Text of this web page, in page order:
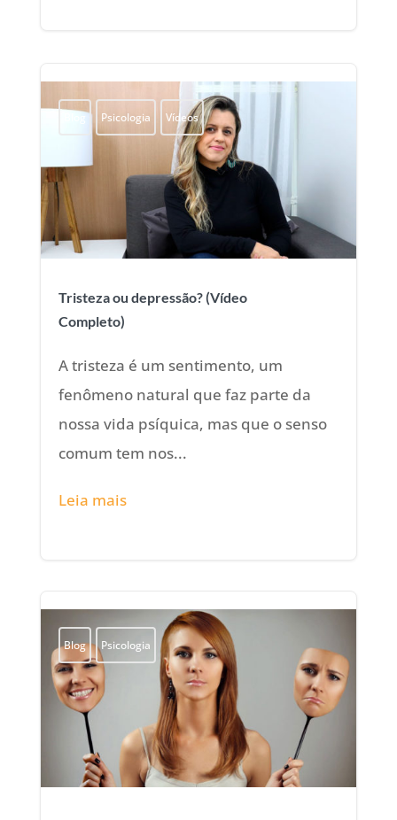
Blog Psicologia Vídeos
Tristeza ou depressão? (Vídeo
Completo)
A tristeza é um sentimento, um
fenômeno natural que faz parte da
nossa vida psíquica, mas que o senso
comum tem nos...
Leia mais
Blog Psicologia